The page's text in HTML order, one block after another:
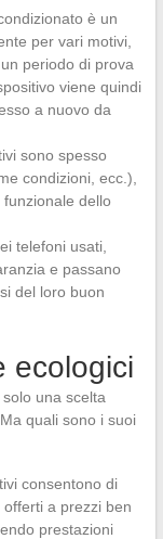
è un
per vari motivi,
periodo di prova
viene quindi
a nuovo da
sono spesso
condizioni, ecc.),
dello
telefoni usati,
e passano
del loro buon
ecologici
una scelta
quali sono i suoi
consentono di
a prezzi ben
prestazioni